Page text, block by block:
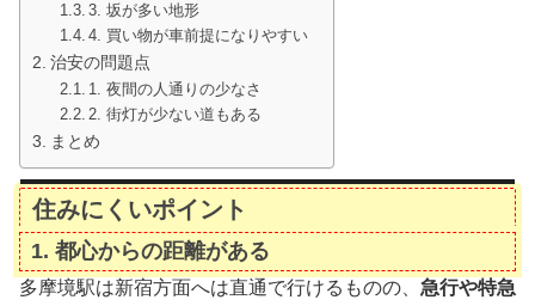
3. 坂が多い地形
4. 買い物が車前提になりやすい
治安の問題点
1. 夜間の人通りの少なさ
2. 街灯が少ない道もある
まとめ
住みにくいポイント
1. 都心からの距離がある
多摩境駅は新宿方面へは直通で行けるものの、 急行や特急